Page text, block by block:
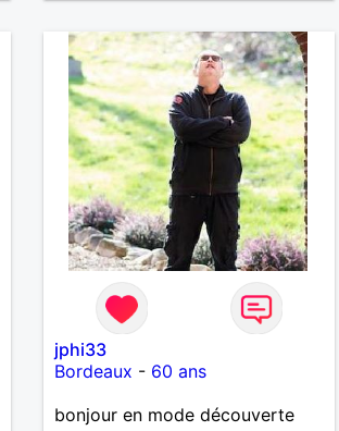
jphi33
Bordeaux - 60 ans
bonjour en mode découverte